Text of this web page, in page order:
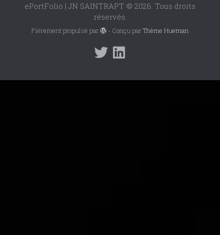
ePortFolio | JN SAINTRAPT © 2026. Tous droits
réservés.
Fièrement propulsé par - Conçu parThème Hueman